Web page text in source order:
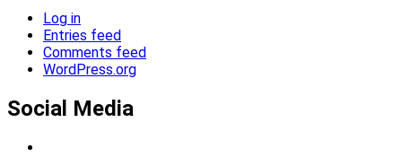
Log in
Entries feed
Comments feed
WordPress.org
Social Media